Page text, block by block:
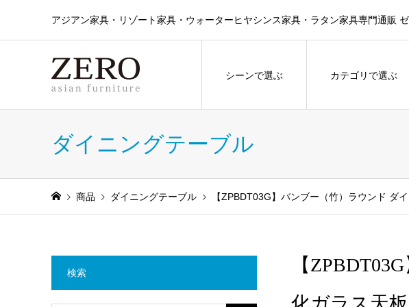
アジアン家具・リゾート家具・ウォーターヒヤシンス家具・ラタン家具専門通販
シーンで選ぶ カテゴリで選ぶ
ダイニングテーブル
商品 ダイニングテーブル 【ZPBDT03G】バンブー（竹）ラウンド ダ
【
検索